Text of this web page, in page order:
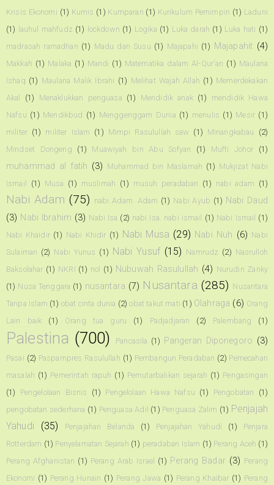
Krisis Ekonomi (1) Kumis (1) Kumparan (1) Kurikulum Pemimpin (1) Laduni
(1) lauhul mahfudz (1) lockdown (1) Logika (1) Luka darah (1) Luka hati (1)
madrasah ramadhan (1) Madu dan Susu (1) Majapahi (1) Majapahit (4)
Makkah (1) Malaka (1) Mandi (1) Matematika dalam Al-Qur'an (1) Maulana
Ishaq (1) Maulana Malik Ibrahi (1) Melihat Wajah Allah (1) Memerdekakan
Akal
(1) Menaklukkan penguasa (1) Mendidik anak (1)
mendidik Hawa
Nafsu (1) Mendikbud (1) Menggenggam Dunia (1) menulis (1) Mesir (1)
militer (1) militer Islam (1) Mimpi Rasulullah saw (1) Minangkabau
(2)
Mindset Dongeng
(1) Muawiyah bin Abu Sofyan (1) Mufti Johor (1)
muhammad al fatih (3) Muhammad bin Maslamah (1) Mukjizat Nabi
Ismail
(1) Musa (1) muslimah (1) musuh peradaban (1) nabi adam (1)
Nabi Adam (75) nabi Adam. Adam (1) Nabi Ayub (1) Nabi Daud
(3) Nabi Ibrahim (3) Nabi Isa (2) nabi Isa. nabi ismail (1) Nabi Ismail (1)
Nabi Khaidir (1) Nabi Khidir (1) Nabi Musa (29) Nabi Nuh (6) Nabi
Sulaiman (2) Nabi Yunus (1) Nabi Yusuf (15) Namrudz (2) Nasrulloh
Baksolahar (1) NKRI (1) nol (1) Nubuwah Rasulullah (4) Nurudin Zanky
(1) Nusa Tenggara (1) nusantara (7) Nusantara (285) Nusantara
Tanpa Islam (1) obat cinta dunia (2) obat takut mati (1) Olahraga (6) Orang
Lain baik
(1) Orang tua guru (1) Padjadjaran (2) Palembang (1)
Palestina (700) Pancasila (1) Pangeran Diponegoro (3)
Pasai (2) Paspampres Rasulullah (1) Pembangun Peradaban (2) Pemecahan
masalah (1) Pemerintah rapuh (1) Pemutarbalikan sejarah (1) Pengasingan
(1)
Pengelolaan Bisnis (1) Pengelolaan Hawa Nafsu (1) Pengobatan
(1)
pengobatan sederhana (1) Penguasa Adil (1) Penguasa Zalim (1) Penjajah
Yahudi
(35) Penjajahan Belanda (1) Penjajahan Yahudi (1)
Penjara
Rotterdam (1) Penyelamatan Sejarah (1) peradaban Islam (1) Perang Aceh (1)
Perang Afghanistan (1) Perang Arab Israel (1) Perang Badar (3) Perang
Ekonomi (1) Perang Hunain (1) Perang Jawa (1) Perang Khaibar (1) Perang